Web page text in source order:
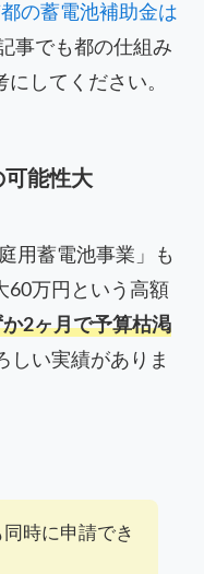
の蓄電池補助金は
事でも都の仕組み
してください。
可能性大
用蓄電池事業」も
60万円という高額
2ヶ月で予算枯渇
しい実績がありま
時に申請でき